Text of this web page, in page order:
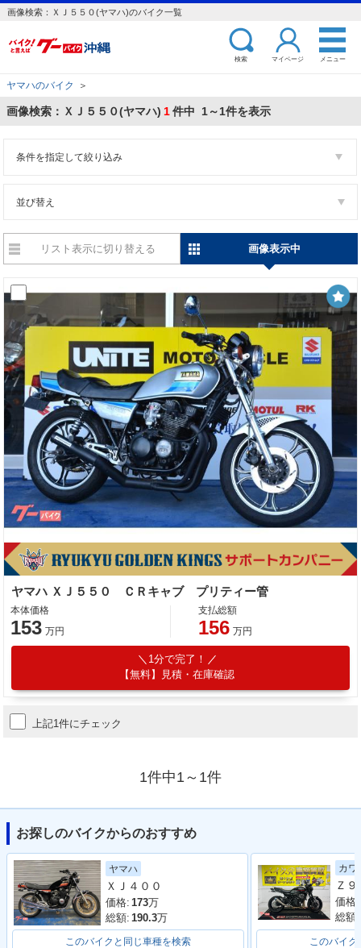
画像検索：ＸＪ５５０(ヤマハ)のバイク一覧
検索 マイページ メニュー
ヤマハのバイク ＞
画像検索：ＸＪ５５０(ヤマハ) 1件中 1～1件を表示
条件を指定して絞り込み
並び替え
リスト表示に切り替える 画像表示中
ヤマハ ＸＪ５５０ ＣＲキャブ プリティー管
本体価格
153 万円
支払総額
156 万円
1分で完了！
【無料】見積・在庫確認
上記1件にチェック
1件中1～1件
お探しのバイクからのおすすめ
ヤマハ
ＸＪ４００
価格: 173万
総額: 190.3万
このバイクと同じ車種を検索
カワ
価格:
総額:
このバイク